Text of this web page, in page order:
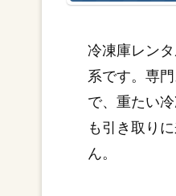
冷凍庫レン
系です。専
で、重たい
も引き取り
ん。